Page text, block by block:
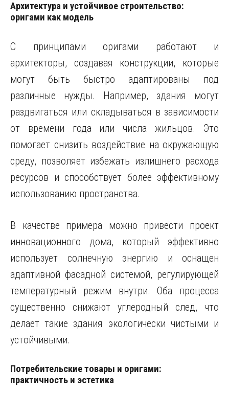
Архитектура и устойчивое строительство:
оригами как модель
С принципами оригами работают и
архитекторы, создавая конструкции, которые
могут быть быстро адаптированы под
различные нужды. Например, здания могут
раздвигаться или складываться в зависимости
от времени года или числа жильцов. Это
помогает снизить воздействие на окружающую
среду, позволяет избежать излишнего расхода
ресурсов и способствует более эффективному
использованию пространства.
В качестве примера можно привести проект
инновационного дома, который эффективно
использует солнечную энергию и оснащен
адаптивной фасадной системой, регулирующей
температурный режим внутри. Оба процесса
существенно снижают углеродный след, что
делает такие здания экологически чистыми и
устойчивыми.
Потребительские товары и оригами:
практичность и эстетика